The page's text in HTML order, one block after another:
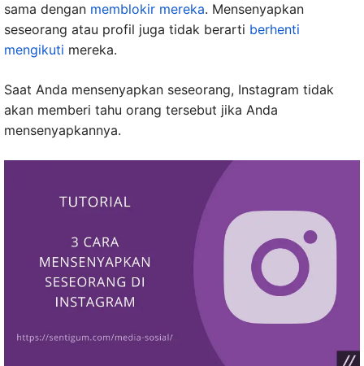
sama dengan memblokir mereka. Mensenyapkan
seseorang atau profil juga tidak berarti berhenti
mengikuti mereka.
Saat Anda mensenyapkan seseorang, Instagram tidak
akan memberi tahu orang tersebut jika Anda
mensenyapkannya.